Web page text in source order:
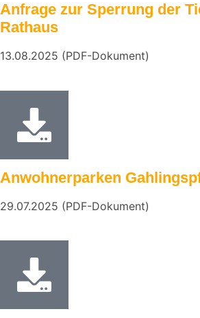
Anfrage zur Sperrung der
Rathaus
13.08.2025 (PDF-Dokument)
Anwohnerparken
29.07.2025 (PDF-Dokument)